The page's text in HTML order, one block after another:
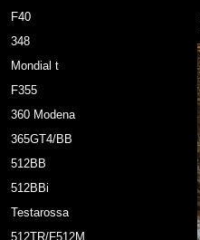
F40
348
Mondial t
F355
360 Modena
365GT4/BB
512BB
512BBi
Testarossa
512TR/F512M